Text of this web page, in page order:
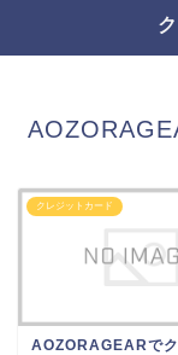
クレジットカード
AOZORAGEARで